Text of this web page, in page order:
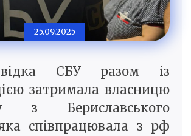
25.09.2025
СБУ разом із
затримала власницю
з Бериславського
співпрацювала з рф